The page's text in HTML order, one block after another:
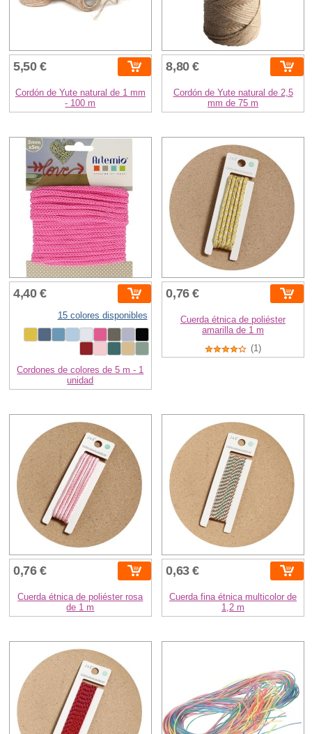
5,50 €
Cordón de Yute natural de 1 mm
- 100 m
8,80 €
Cordón de Yute natural de 2,5
mm de 75 m
4,40 €
15 colores disponibles
Cordones de colores de 5 m - 1
unidad
0,76 €
Cuerda étnica de poliéster
amarilla de 1 m
(1)
0,76 €
Cuerda étnica de poliéster rosa
de 1 m
0,63 €
Cuerda fina étnica multicolor de
1,2 m